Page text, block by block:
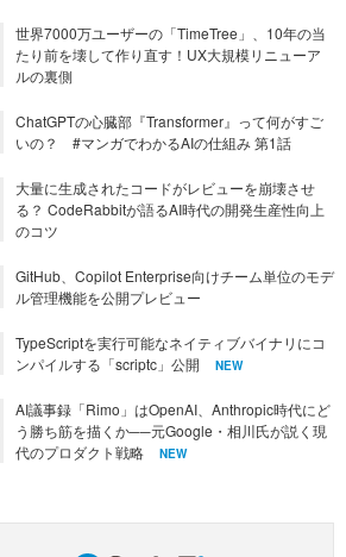
世界7000万ユーザーの「TimeTree」、10年の当
たり前を壊して作り直す！UX大規模リニューア
ルの裏側
ChatGPTの心臓部『Transformer』って何がすご
いの？ #マンガでわかるAIの仕組み 第1話
大量に生成されたコードがレビューを崩壊させ
る？ CodeRabbitが語るAI時代の開発生産性向上
のコツ
GitHub、Copilot Enterprise向けチーム単位のモデ
ル管理機能を公開プレビュー
TypeScriptを実行可能なネイティブバイナリにコ
ンパイルする「scriptc」公開
NEW
AI議事録「Rimo」はOpenAI、Anthropic時代にど
う勝ち筋を描くか──元Google・相川氏が説く現
代のプロダクト戦略
NEW